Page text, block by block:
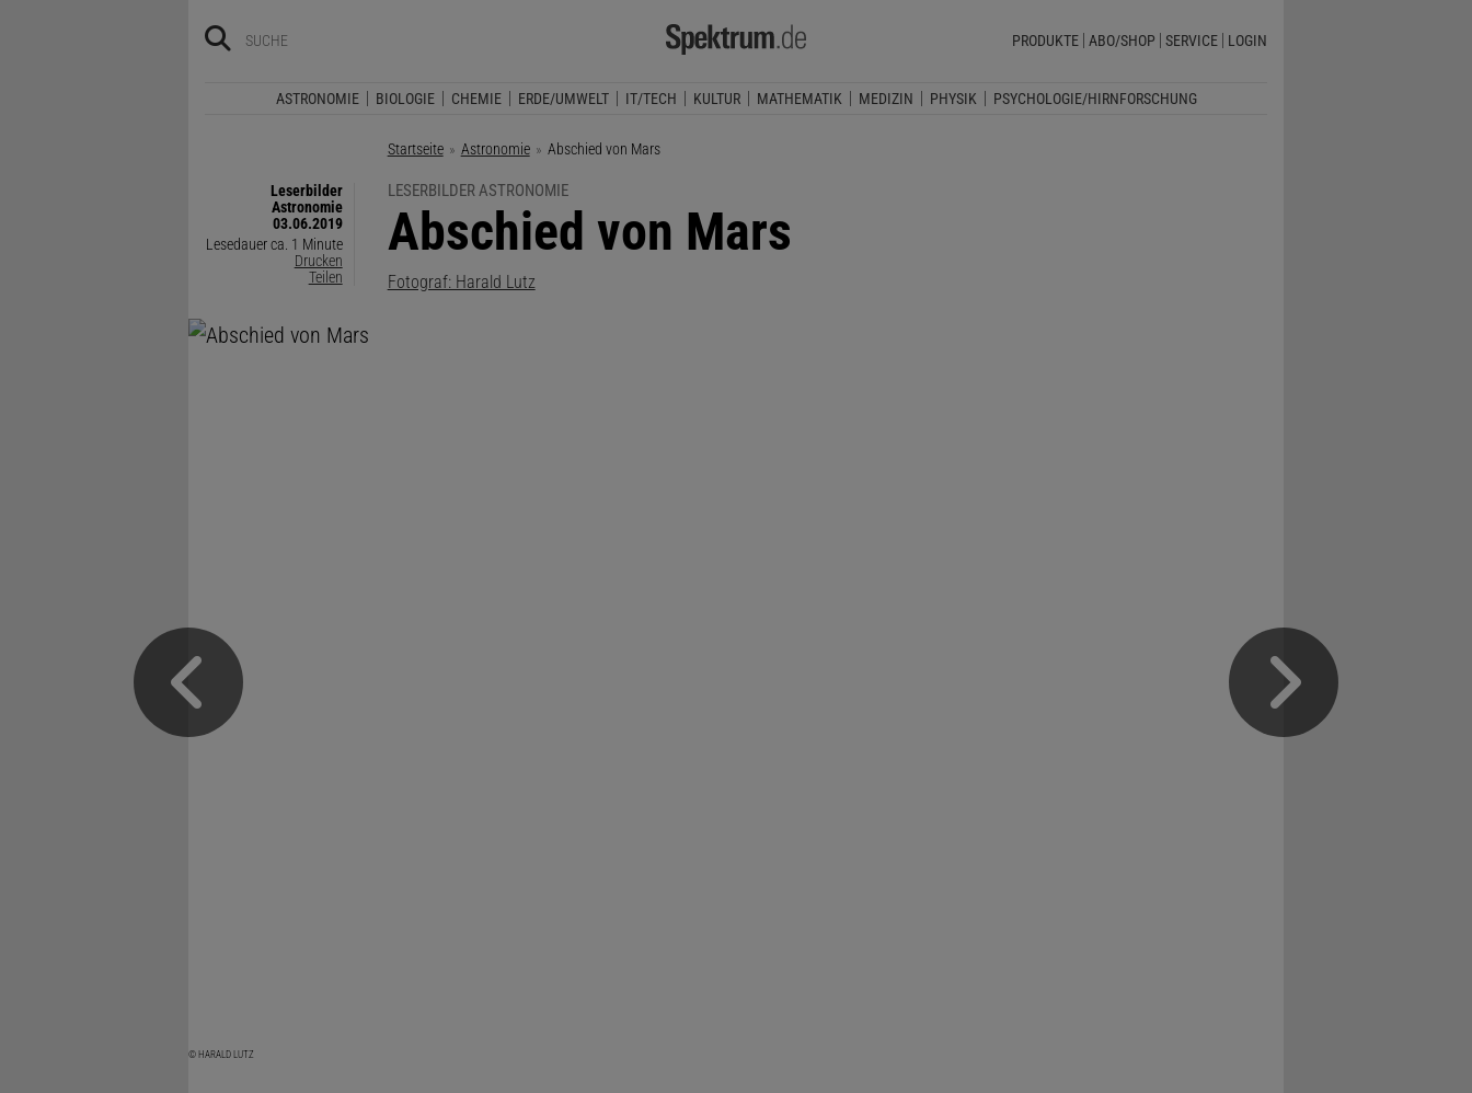
PRODUKTE ABO/SHOP SERVICE LOGIN
ASTRONOMIE BIOLOGIE CHEMIE ERDE/UMWELT IT/TECH KULTUR MATHEMATIK MEDIZIN PHYSIK PSYCHOLOGIE/HIRNFORSCHUNG
Startseite Astronomie Aktuelle Seite:
Abschied von Mars
Leserbilder
Astronomie
03.06.2019
Lesedauer ca. 1 Minute
Drucken
Teilen
LESERBILDER ASTRONOMIE
:
Abschied von Mars
Fotograf: Harald Lutz
© HARALD LUTZ